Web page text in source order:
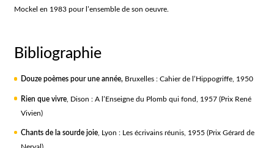
Mockel en 1983 pour l’ensemble de son oeuvre.
Bibliographie
Douze poèmes pour une année,Bruxelles : Cahier de l’Hippogriffe, 1950
Rien que vivre, Dison : A l’Enseigne du Plomb qui fond, 1957 (Prix René
Vivien)
Chants de la sourde joie, Lyon : Les écrivains réunis, 1955 (Prix Gérard de